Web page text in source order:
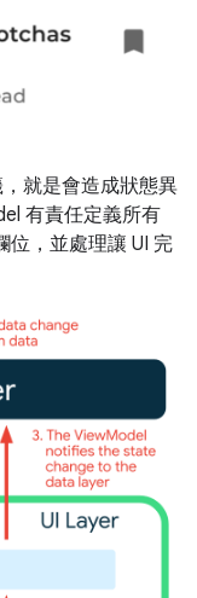
就是會造成狀態異
有責任定義所有
位，並處理讓 UI 完